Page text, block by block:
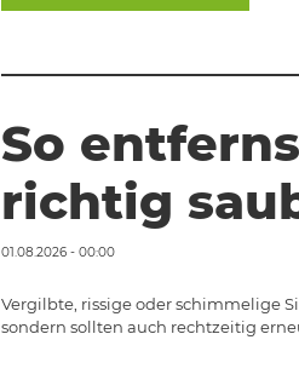
So
richtig
01.08.2026 - 00:00
Vergilbte, rissige oder schimmelige
sondern sollten auch rechtzeitig